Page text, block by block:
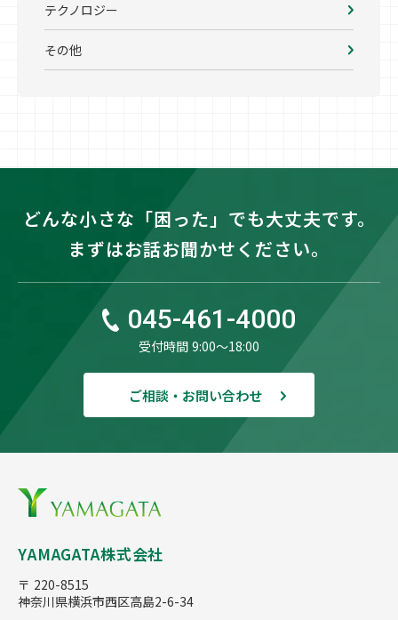
テクノロジー
その他
どんな小さな「困った」でも大丈夫です。
まずはお話お聞かせください。
045-461-4000
受付時間 9:00〜18:00
ご相談・お問い合わせ
YAMAGATA株式会社
〒 220-8515
神奈川県横浜市西区高島2-6-34